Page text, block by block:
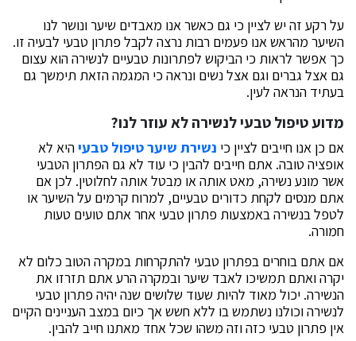
על רקע זה יש לציין כי גם כאשר אנו מאבדים שיער ונושר לנו
השיער מהראש אנו פעמים רבות נרצה לקבל פתרון טבעי לבעיה זו.
כך אפשר לראות כי הביקוש לפתרונות טבעיים לנשירה הוא עצום
גם אצל גברים וגם אצל נשים ונראה כי המגמה הזאת תימשך גם
בעתיד הנראה לעין.
מדוע טיפול טבעי לנשירה לא עוזר לנו?
אם כן אנו חייבים לציין כי נשירת שיער טיפול טבעיהיא לא
אופציה טובה. אתם חייבים להבין כי עוד לא גם הפתרון הטבעי
אשר מונע נשירה, מאט אותה או מבטל אותה לחלוטין. לכן אם
אתם מנסים לקחת כדורים טבעיים, למרוח קרמים על השיער או
לטפל בנשירה באמצעות פתרון טבעי אחר אתם טועים טעות
חמורה.
אם אתם בוחרים בפתרון טבעי להתקרחות במקרה הטוב כלום לא
יקרה ואתם תמשיכו לאבד שיער ובמקרה הרע אתם תזרזו את
הנשירה. יכול מאוד להיות שעוד שלושים שנה יהיה פתרון טבעי
לנשירה וכולנו נשתמש בו ללא חשש אך כיום במצב העניינים הקיים
אין פתרון טבעי כזה וזה משהו שכל אחד מאתנו חייב להבין.